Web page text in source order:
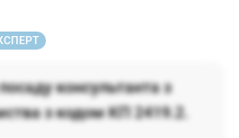
консультанта з
з кодом КП 2419.2.